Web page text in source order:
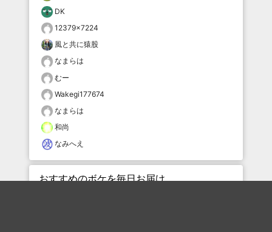
DK
12379×7224
風と共に猿股
なまらは
むー
Wakegi177674
なまらは
和尚
なみへえ
おすすめのボケを毎日お届け